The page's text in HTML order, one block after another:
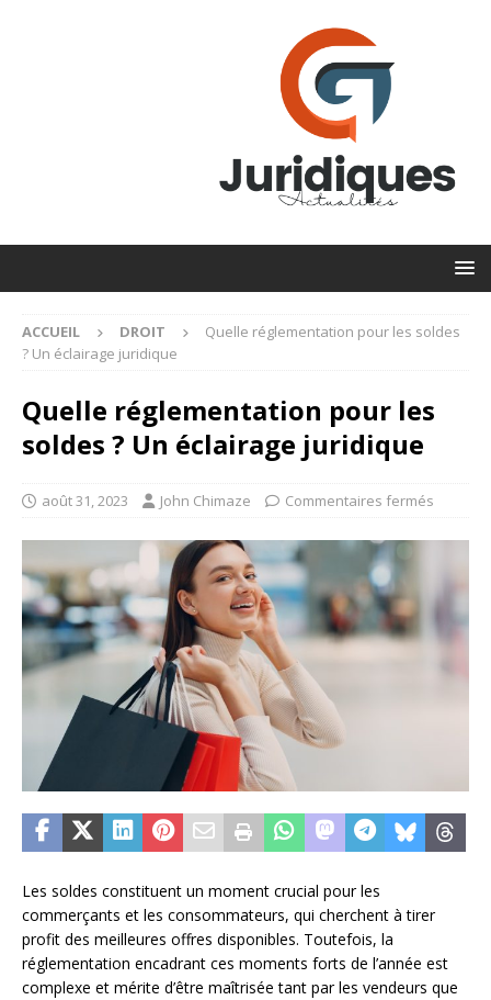
ACCUEIL DROIT
Quelle réglementation pour les soldes
? Un éclairage juridique
Quelle réglementation pour les
soldes ? Un éclairage juridique
août 31, 2023 John Chimaze Commentaires fermés
Les soldes constituent un moment crucial pour les
commerçants et les consommateurs, qui cherchent à tirer
profit des meilleures offres disponibles. Toutefois, la
réglementation encadrant ces moments forts de l’année est
complexe et mérite d’être maîtrisée tant par les vendeurs que